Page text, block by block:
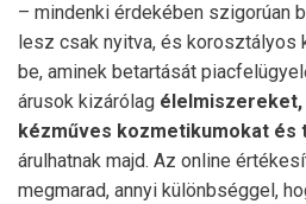
– mindenki érdekében szigorúan
lesz csak nyitva, és korosztályos
be, aminek betartását
árusok kizárólag élelmiszereket,
kézműves kozmetikumokat
árulhatnak majd. Az online
megmarad, annyi különbséggel,